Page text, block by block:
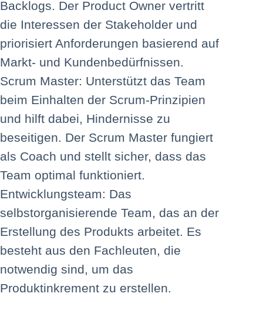
Backlogs. Der Product Owner vertritt
die Interessen der Stakeholder und
priorisiert Anforderungen basierend auf
Markt- und Kundenbedürfnissen.
Scrum Master: Unterstützt das Team
beim Einhalten der Scrum-Prinzipien
und hilft dabei, Hindernisse zu
beseitigen. Der Scrum Master fungiert
als Coach und stellt sicher, dass das
Team optimal funktioniert.
Entwicklungsteam: Das
selbstorganisierende Team, das an der
Erstellung des Produkts arbeitet. Es
besteht aus den Fachleuten, die
notwendig sind, um das
Produktinkrement zu erstellen.